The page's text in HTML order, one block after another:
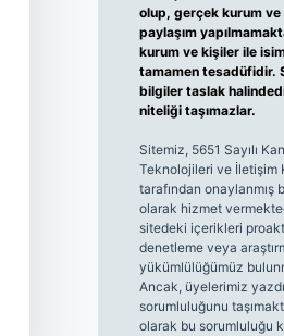
olup, gerçek kurum ve
paylaşım
kurum ve kişiler ile
tamamen tesadüfidir.
bilgiler taslak
niteliği taşımazlar.
Sitemiz, 5651 Sayılı
Teknolojileri ve İletişim
tarafından onaylanmış
olarak hizmet
sitedeki içerikleri
denetleme veya
yükümlülüğümüz
Ancak, üyelerimiz
sorumluluğunu
olarak bu sorumluluğu